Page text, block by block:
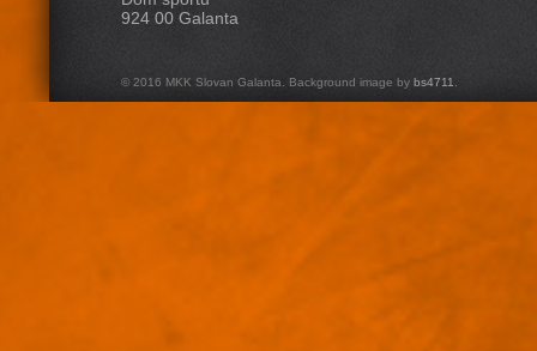
924 00 Galanta
© 2016 MKK Slovan Galanta. Background image by bs4711